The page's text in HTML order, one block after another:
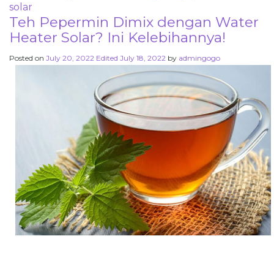
solar
Teh Pepermin Dimix dengan Water
Heater Solar? Ini Kelebihannya!
Posted on July 20, 2022 Edited July 18, 2022 by admingogo